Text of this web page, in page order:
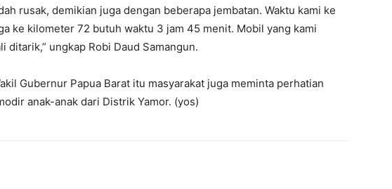
rusak, demikian juga dengan beberapa jembatan. Waktu kami ke
ke kilometer 72 butuh waktu 3 jam 45 menit. Mobil yang kami
ditarik,” ungkap Robi Daud Samangun.
Gubernur Papua Barat itu masyarakat juga meminta perhatian
anak-anak dari Distrik Yamor. (yos)